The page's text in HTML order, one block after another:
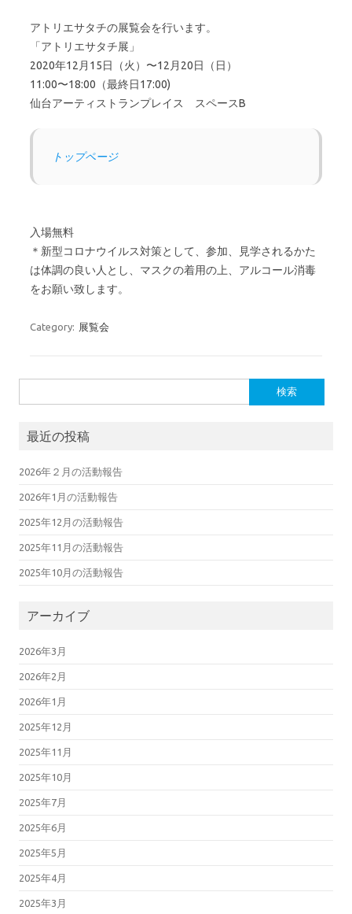
アトリエサタチの展覧会を行います。
「アトリエサタチ展」
2020年12月15日（火）〜12月20日（日）
11:00〜18:00（最終日17:00)
仙台アーティストランプレイス スペースB
トップページ
入場無料
＊新型コロナウイルス対策として、参加、見学されるかた
は体調の良い人とし、マスクの着用の上、アルコール消毒
をお願い致します。
Category: 展覧会
最近の投稿
2026年２月の活動報告
2026年1月の活動報告
2025年12月の活動報告
2025年11月の活動報告
2025年10月の活動報告
アーカイブ
2026年3月
2026年2月
2026年1月
2025年12月
2025年11月
2025年10月
2025年7月
2025年6月
2025年5月
2025年4月
2025年3月